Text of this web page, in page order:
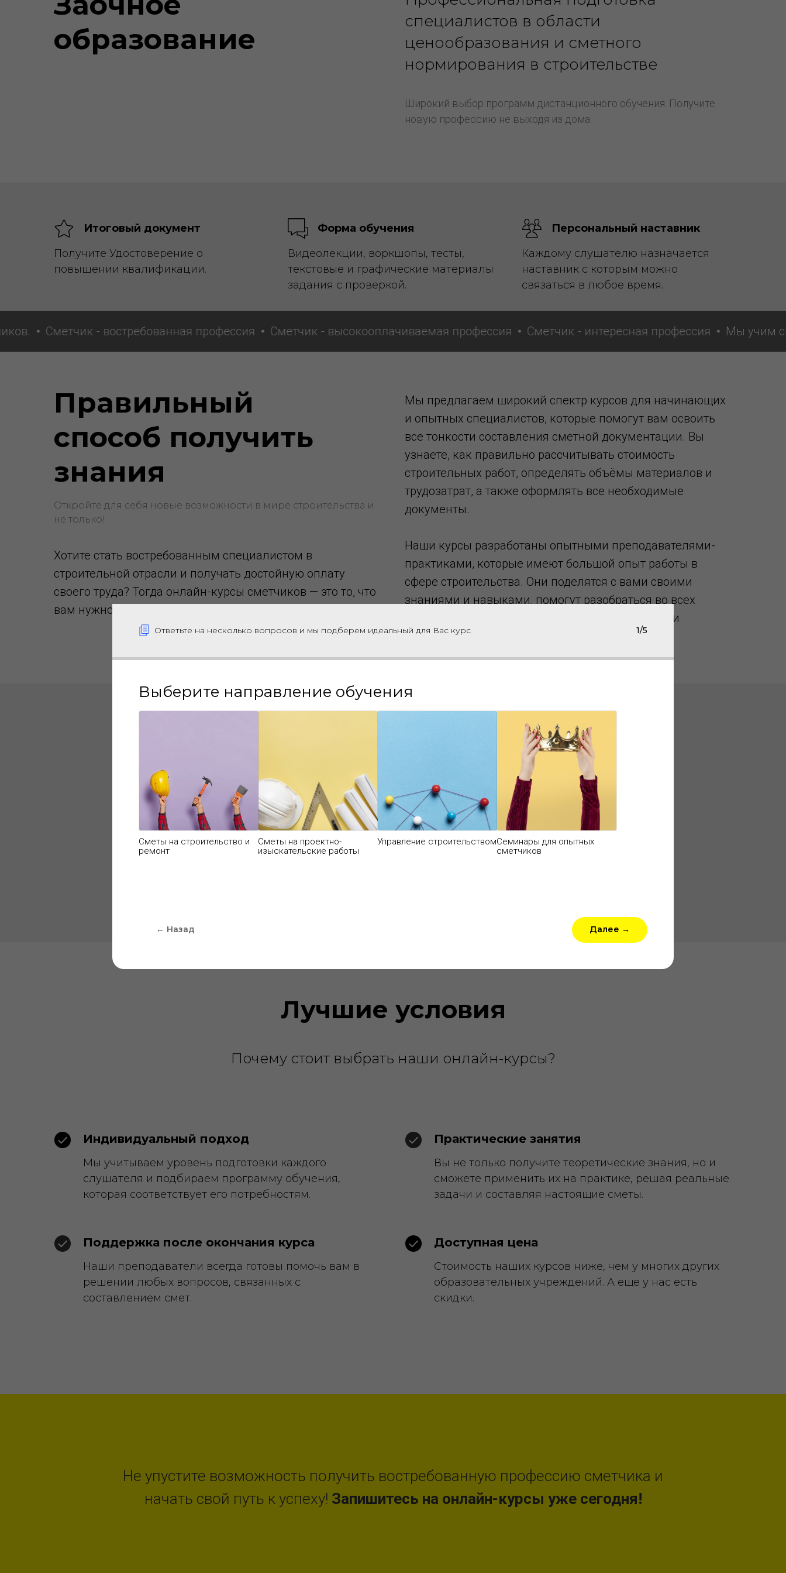
образование
специалистов в области
ценообразования и сметного
нормирования в строительстве
Широкий выбор программ дистанционного обучения. Получите
новую профессию не выходя из дома.
Итоговый документ
Получите Удостоверение о
повышении квалификации.
Форма обучения
Видеолекции, воркшопы, тесты,
текстовые и графические материалы
задания с проверкой.
Персональный наставник
Каждому слушателю назначается
наставник с которым можно
связаться в любое время.
Сметчик - востребованная профессия Сметчик - высокооплачиваемая профессия Сметчик - интересная профессия Мы учим
Правильный
способ получить
знания
Oткройте для себя новые возможности в мире строительства и
не только!
Хотите стать востребованным специалистом в
строительной отрасли и получать достойную оплату
своего труда? Тогда онлайн-курсы сметчиков — это то, что
вам нужно!
Мы предлагаем широкий спектр курсов для начинающих
и опытных специалистов, которые помогут вам освоить
все тонкости составления сметной документации. Вы
узнаете, как правильно рассчитывать стоимость
строительных работ, определять объёмы материалов и
трудозатрат, а также оформлять все необходимые
документы.
Наши курсы разработаны опытными преподавателями-
практиками, которые имеют большой опыт работы в
сфере строительства. Они поделятся с вами своими
знаниями и навыками, помогут разобраться во всех
нюансах составления смет и ответят на все ваши
вопросы.
Курсы проходят в форме заочных образовательных
программ, подразумевающих самостоятельное изучение
материала. Если Вас интересуюткурсы в форме вебинаров
Вам сюда:
Лучшие условия
Почему стоит выбрать наши онлайн-курсы?
Индивидуальный подход
Мы учитываем уровень подготовки каждого
слушателя и подбираем программу обучения,
которая соответствует его потребностям.
Практические занятия
Вы не только получите теоретические знания, но и
сможете применить их на практике, решая реальные
задачи и составляя настоящие сметы.
Поддержка после окончания курса
Наши преподаватели всегда готовы помочь вам в
решении любых вопросов, связанных с
составлением смет.
Доступная цена
Стоимость наших курсов ниже, чем у многих других
образовательных учреждений. А еще у нас есть
скидки.
Не упустите возможность получить востребованную профессию сметчика и
начать свой путь к успеху! Запишитесь на онлайн-курсы уже сегодня!
Ответьте на несколько вопросов и мы подберем идеальный для Вас курс 1/5
Выберите направление обучения
Сметы на строительство и
ремонт
Сметы на проектно-
изыскательские работы
Управление строительствомСеминары для опытных
сметчиков
← Назад Далее →